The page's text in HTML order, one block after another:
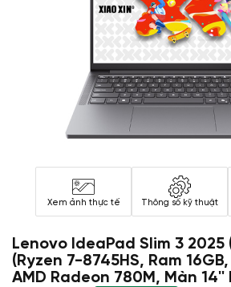
Xem ảnh thực tế Thông số kỹ thuật
Lenovo IdeaPad Slim 3 2025
(Ryzen 7-8745HS, Ram 16GB,
AMD Radeon 780M, Màn 14''